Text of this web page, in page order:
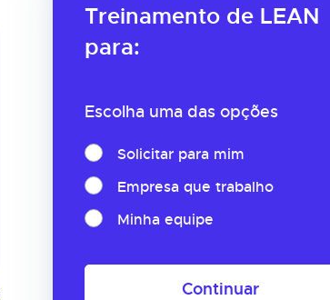
Treinamento de LEAN
para:
Escolha uma das opções
Solicitar para mim
Empresa que trabalho
Minha equipe
Continuar